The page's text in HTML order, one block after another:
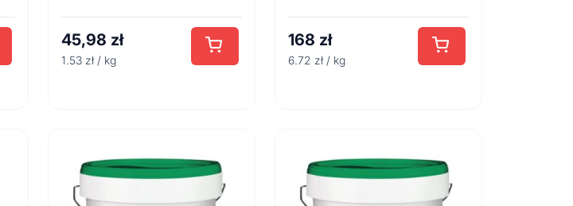
45,98 zł
1.53 zł / kg
168 zł
6.72 zł / kg